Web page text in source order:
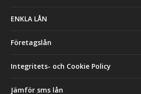
ENKLA LÅN
Företagslån
Integritets- och Cookie Policy
Jämför sms lån